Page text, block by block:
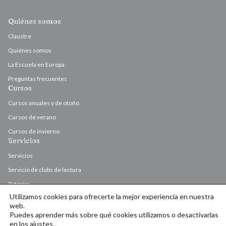
Quiénes somos
Claustre
Quiénes somos
La Escuela en Europa
Preguntas frecuentes
Cursos
Cursos anuales y de otoño
Cursos de verano
Cursos de invierno
Servicios
Servicios
Servicio de clubs de lectura
Tutorías
Valoración y corrección de originales
Utilizamos cookies para ofrecerte la mejor experiencia en nuestra
web.
Puedes aprender más sobre qué cookies utilizamos o desactivarlas
en los ajustes.